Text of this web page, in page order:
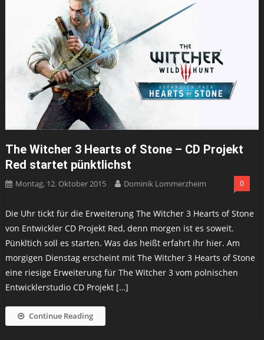
The Witcher 3 Hearts of Stone – CD Projekt
Red startet pünktlichst
Montag, 12. Oktober 2015 Dominik Lommerzheim 0
Die Uhr tickt für die Erweiterung The Witcher 3 Hearts of Stone
von Entwickler CD Projekt Red, denn morgen ist es soweit.
Pünkltich soll es starten. Was das heißt erfahrt ihr hier. Am
morgigen Dienstag erscheint mit The Witcher 3 Hearts of Stone
eine riesige Erweiterung für The Witcher 3 vom polnischen
Entwicklerstudio CD Projekt […]
Continue Reading